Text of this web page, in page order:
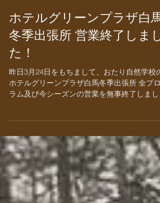
ホテルグリーンプラザ白馬
冬季出張所 営業終了しまし
た！
昨日3月24日をもちまして、おたり自然学校の
月。あっという間の時間でしたΣ（・□・；）
この冬の体験プログラムにご参加いただいた
くさんのみなさま、...